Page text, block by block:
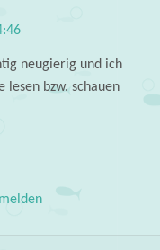
neugierig und ich
lesen bzw. schauen